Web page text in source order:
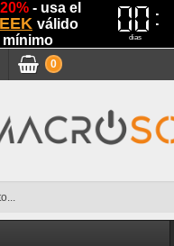
- usa el
válido
00
00
dias
0